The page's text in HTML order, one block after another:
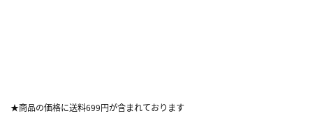
★商品の価格に送料699円が含まれております